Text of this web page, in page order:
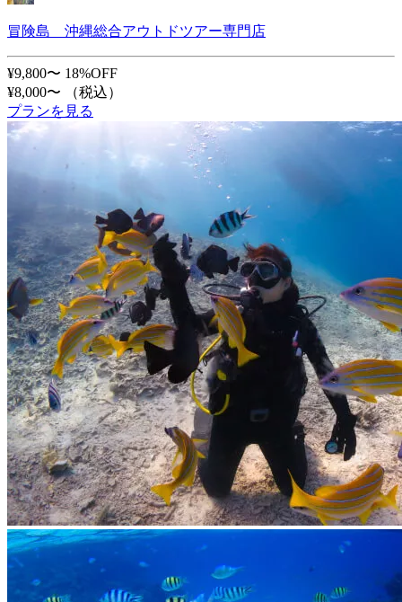
冒険島 沖縄総合アウトドツアー専門店
¥9,800〜 18%OFF
¥8,000〜
（税込）
プランを見る